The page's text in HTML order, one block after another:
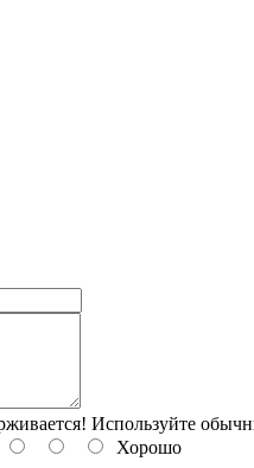
Используйте
Хорошо